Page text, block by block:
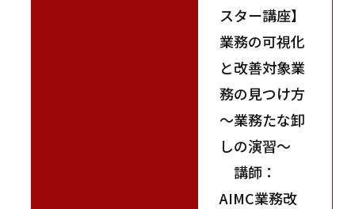
スター講座】
業務の可視化
と改善対象業
務の見つけ方
～業務たな卸
しの演習～
講師：
AIMC業務改